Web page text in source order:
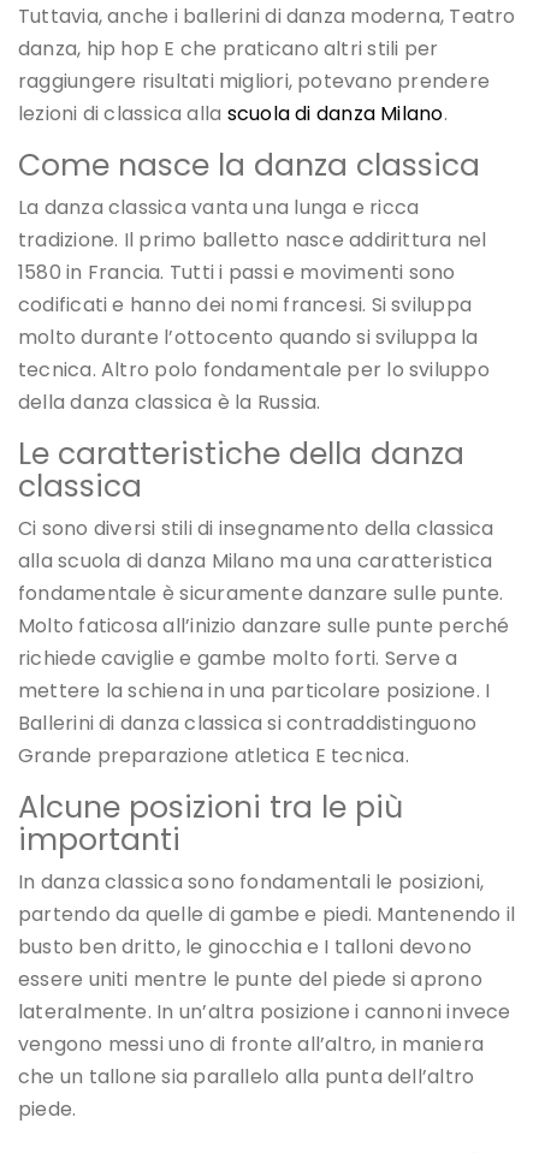
Tuttavia, anche i ballerini di danza moderna, Teatro
danza, hip hop E che praticano altri stili per
raggiungere risultati migliori, potevano prendere
lezioni di classica alla scuola di danza Milano.
Come nasce la danza classica
La danza classica vanta una lunga e ricca
tradizione. Il primo balletto nasce addirittura nel
1580 in Francia. Tutti i passi e movimenti sono
codificati e hanno dei nomi francesi. Si sviluppa
molto durante l’ottocento quando si sviluppa la
tecnica. Altro polo fondamentale per lo sviluppo
della danza classica è la Russia.
Le caratteristiche della danza
classica
Ci sono diversi stili di insegnamento della classica
alla scuola di danza Milano ma una caratteristica
fondamentale è sicuramente danzare sulle punte.
Molto faticosa all’inizio danzare sulle punte perché
richiede caviglie e gambe molto forti. Serve a
mettere la schiena in una particolare posizione. I
Ballerini di danza classica si contraddistinguono
Grande preparazione atletica E tecnica.
Alcune posizioni tra le più
importanti
In danza classica sono fondamentali le posizioni,
partendo da quelle di gambe e piedi. Mantenendo il
busto ben dritto, le ginocchia e I talloni devono
essere uniti mentre le punte del piede si aprono
lateralmente. In un’altra posizione i cannoni invece
vengono messi uno di fronte all’altro, in maniera
che un tallone sia parallelo alla punta dell’altro
piede.